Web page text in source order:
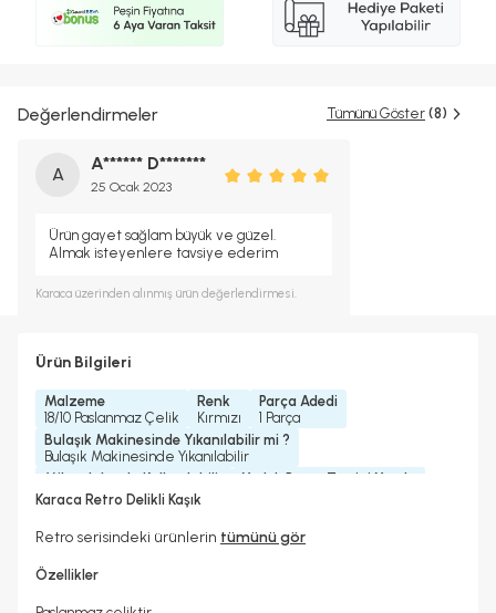
Değerlendirmeler Tümünü Göster (8)
A
A****** D*******
25 Ocak 2023
Ürün gayet sağlam büyük ve güzel.
Almak isteyenlere tavsiye ederim
Karaca üzerinden alınmış ürün değerlendirmesi.
Ürün Bilgileri
Malzeme
18/10 Paslanmaz Çelik
Renk
Kırmızı
Parça Adedi
1 Parça
Bulaşık Makinesinde Yıkanılabilir mi ?
Bulaşık Makinesinde Yıkanılabilir
Mikrodalgada Kullanılabilir
Hayır
Yedek Parça Temini Yapılır
Stantsız
Karaca Retro Delikli Kaşık
Retro serisindeki ürünlerin tümünü gör
Özellikler